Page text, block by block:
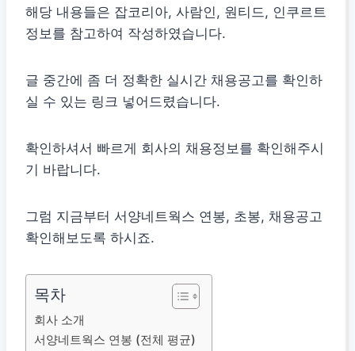
해당 내용들은 잡코리아, 사람인, 원티드, 인쿠르트
정보를 참고하여 작성하였습니다.
글 중간에 좀 더 정확한 실시간 채용공고를 확인하
실 수 있는 링크 넣어드렸습니다.
확인하셔서 빠르게 회사의 채용정보를 확인해주시
기 바랍니다.
그럼 지금부터 서양네트웍스 연봉, 초봉, 채용공고
확인해보도록 하시죠.
목차
회사 소개
서양네트웍스 연봉 (전체 평균)